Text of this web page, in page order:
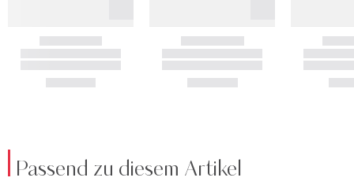
Passend zu diesem Artikel